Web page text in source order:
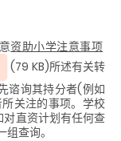
资助小学注意事项
(79 KB)所述有关转
谘询其持分者(例如
关注的事项。学校
直资计划有任何查
查询。